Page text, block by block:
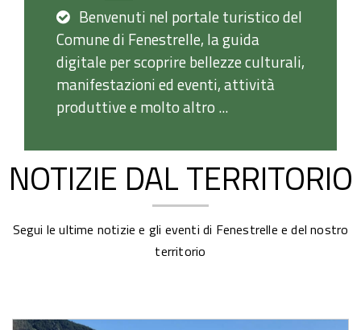
Benvenuti nel portale turistico del
Comune di Fenestrelle, la guida
digitale per scoprire bellezze culturali,
manifestazioni ed eventi, attività
produttive e molto altro ...
NOTIZIE DAL TERRITORIO
Segui le ultime notizie e gli eventi di Fenestrelle e del nostro
territorio